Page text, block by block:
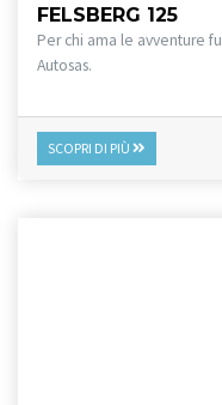
FELSBERG 125
Per chi ama le avventure
Autosas.
SCOPRI DI PIÙ